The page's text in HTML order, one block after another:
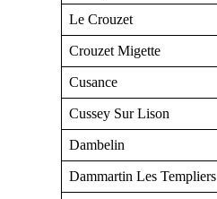
Le Crouzet
Crouzet Migette
Cusance
Cussey Sur Lison
Dambelin
Dammartin Les Templiers